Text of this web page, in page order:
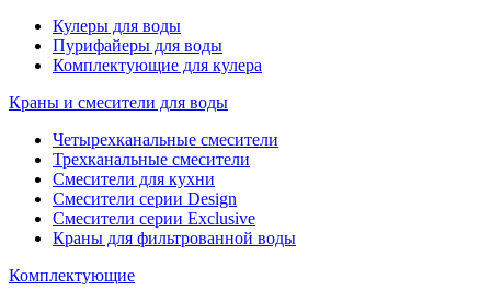
Кулеры для воды
Пурифайеры для воды
Комплектующие для кулера
Краны и смесители для воды
Четырехканальные смесители
Трехканальные смесители
Смесители для кухни
Смесители серии Design
Смесители серии Exclusive
Краны для фильтрованной воды
Комплектующие